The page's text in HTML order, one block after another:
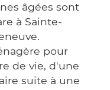
âgées sont
à Sainte-
pour
de vie, d'une
suite à une